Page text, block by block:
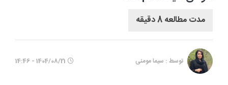
مدت مطالعه 8 دقیقه
توسط : سیما مومنی 1404/08/21 - 14:46